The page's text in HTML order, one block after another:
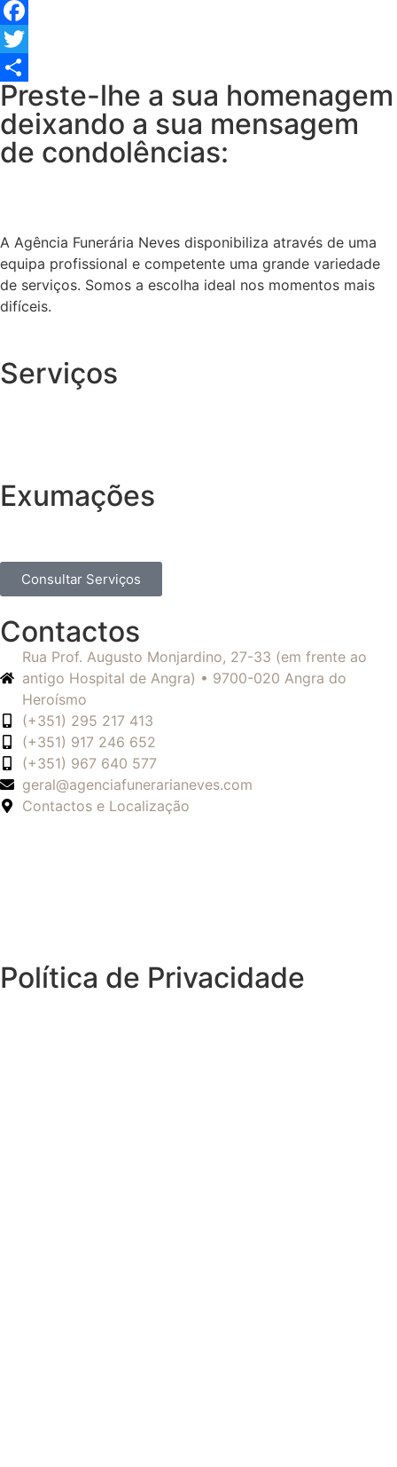
Facebook
Twitter
Share
Preste-lhe a sua homenagem
deixando a sua mensagem
de condolências:
A Agência Funerária Neves disponibiliza através de uma
equipa profissional e competente uma grande variedade
de serviços. Somos a escolha ideal nos momentos mais
difíceis.
Serviços
Exumações
Consultar Serviços
Contactos
Rua Prof. Augusto Monjardino, 27-33 (em frente ao
antigo Hospital de Angra) • 9700-020 Angra do
Heroísmo
(+351) 295 217 413
(+351) 917 246 652
(+351) 967 640 577
geral@agenciafunerarianeves.com
Contactos e Localização
Política de Privacidade